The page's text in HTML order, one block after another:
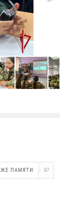
ПАМЯТИ 97